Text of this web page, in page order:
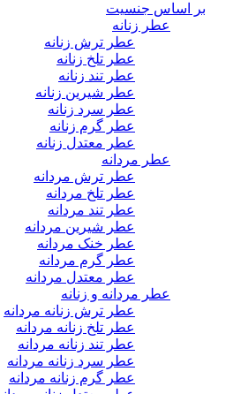
بر اساس جنسیت
عطر زنانه
عطر ترش زنانه
عطر تلخ زنانه
عطر تند زنانه
عطر شیرین زنانه
عطر سرد زنانه
عطر گرم زنانه
عطر معتدل زنانه
عطر مردانه
عطر ترش مردانه
عطر تلخ مردانه
عطر تند مردانه
عطر شیرین مردانه
عطر خنک مردانه
عطر گرم مردانه
عطر معتدل مردانه
عطر مردانه و زنانه
عطر ترش زنانه مردانه
عطر تلخ زنانه مردانه
عطر تند زنانه مردانه
عطر سرد زنانه مردانه
عطر گرم زنانه مردانه